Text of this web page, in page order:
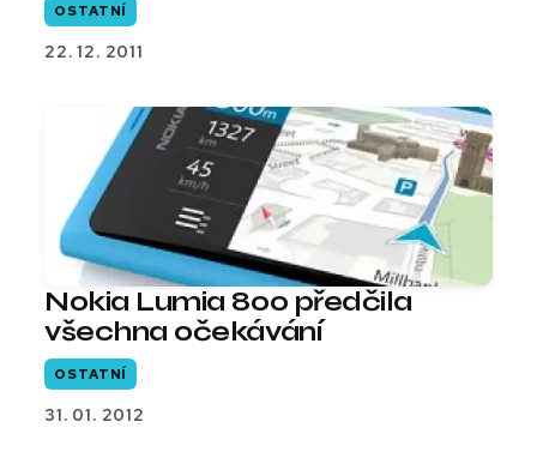
OSTATNÍ
22. 12. 2011
Nokia Lumia 800 předčila
všechna očekávání
OSTATNÍ
31. 01. 2012